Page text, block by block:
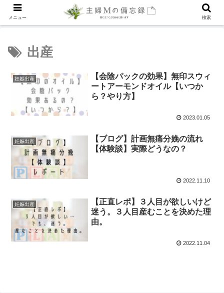
出産
妊娠出産
【会陰パックの効果】無印スウィ
ートアーモンドオイル【いつか
ら？やり方】
2023.01.05
妊娠出産
【ブログ】計画無痛分娩の流れ
【体験談】実際どうなの？
2022.11.10
妊娠出産
【正直レポ】３人目が欲しいけど
迷う。３人目産むことを決めた理
由。
2022.11.04
メニュー 検索